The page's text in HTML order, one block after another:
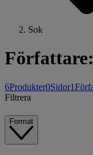
Sok
6Produkter0Sidor1
Filtrera
Format